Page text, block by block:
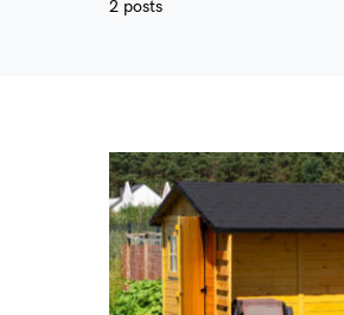
2 posts